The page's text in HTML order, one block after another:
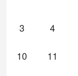
3 4
10 11